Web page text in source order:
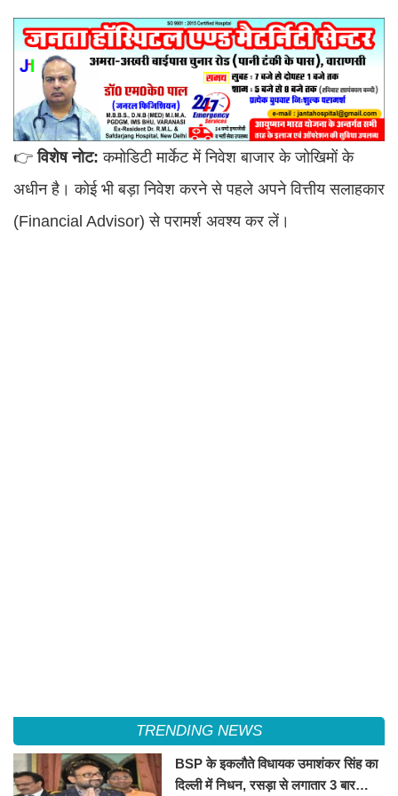
👉विशेष नोट: कमोडिटी मार्केट में निवेश बाजार के जोखिमों के
अधीन है। कोई भी बड़ा निवेश करने से पहले अपने वित्तीय सलाहकार
(Financial Advisor) से परामर्श अवश्य कर लें।
TRENDING NEWS
BSP के इकलौते विधायक उमाशंकर सिंह का
दिल्ली में निधन, रसड़ा से लगातार 3 बार